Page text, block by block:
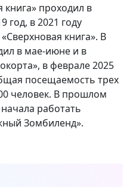
проходил в
год, в 2021 году
книга». В
в мае-июне и в
в феврале 2025
посещаемость трех
человек. В прошлом
работать
Зомбиленд».